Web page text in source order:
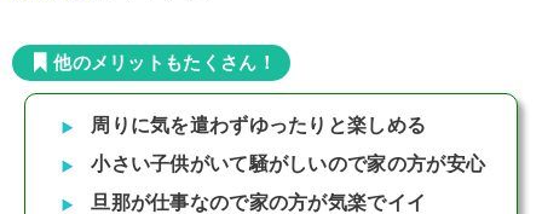
他のメリットもたくさん！
周りに気を遣わずゆったりと楽しめる
小さい子供がいて騒がしいので家の方が安心
旦那が仕事なので家の方が気楽でイイ